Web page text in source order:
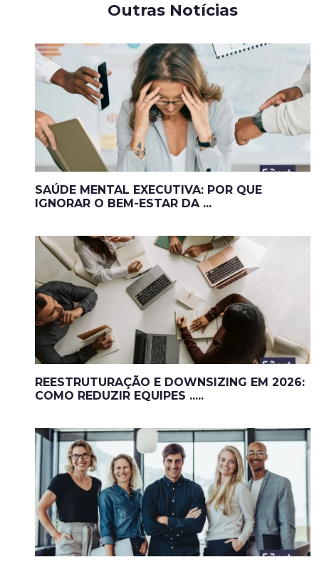
Outras Notícias
SAÚDE MENTAL EXECUTIVA: POR QUE
IGNORAR O BEM-ESTAR DA ...
REESTRUTURAÇÃO E DOWNSIZING EM 2026:
COMO REDUZIR EQUIPES .....